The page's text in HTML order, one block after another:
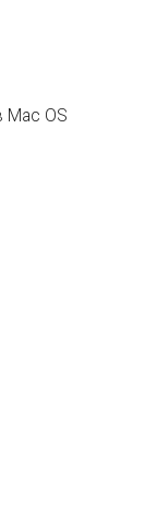
Mac OS